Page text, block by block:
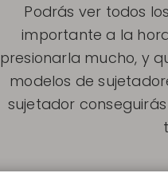
Podrás ver todos
importante a la
presionarla mucho, y
modelos de
sujetador